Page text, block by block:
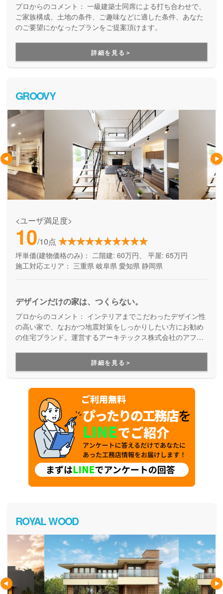
プロからのコメント： 一級建築士同席による打ち合わせで、
ご家族構成、土地の条件、ご趣味などに適した条件、あなた
のご要望にかなったプランをご提案頂けます。
詳細を見る＞
GROOVY
<ユーザ満足度>
10/10点
坪単価(建物価格のみ)： 二階建: 60万円、 平屋: 65万円
施工対応エリア： 三重県 岐阜県 愛知県 静岡県
デザインだけの家は、つくらない。
プロからのコメント： インテリアまでこだわったデザイン性
の高い家で、なおかつ地震対策をしっかりしたい方にお勧め
の住宅ブランド。運営するアーキテックス株式会社のアフタ
を建てた後のお悩みにも、修繕などの知識に長けた精鋭が確
かな技術で細やかに対応してくれます。
詳細を見る＞
ROYAL WOOD